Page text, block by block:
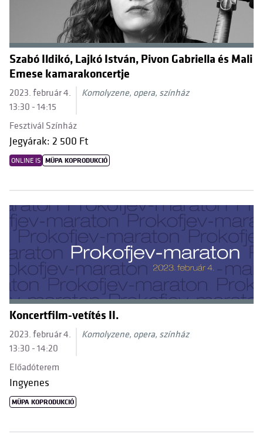
Szabó Ildikó, Lajkó István, Pivon Gabriella és Mali
Emese kamarakoncertje
2023. február 4.
13:30 - 14:15
Komolyzene, opera, színház
Fesztivál Színház
Jegyárak: 2 500 Ft
ONLINE IS MÜPA KOPRODUKCIÓ
Koncertfilm-vetítés II.
2023. február 4.
13:30 - 14:20
Komolyzene, opera, színház
Előadóterem
Ingyenes
MÜPA KOPRODUKCIÓ